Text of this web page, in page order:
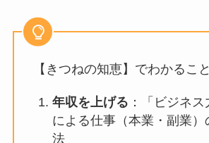
【きつねの知恵】でわかること
年収を上げる ：「ビジネス
による仕事（本業・副業）
法